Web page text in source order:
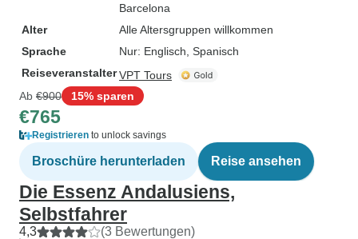
Barcelona
Alter
Alle Altersgruppen willkommen
Sprache
Nur: Englisch, Spanisch
ReiseveranstalterVPT Tours
Ab €900 15% sparen
€765
Registrieren to unlock savings
Broschüre herunterladen Reise ansehen
Die Essenz Andalusiens,
Selbstfahrer
4,3 (3 Bewertungen)